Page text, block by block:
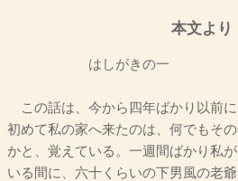
本文より
はしがきの一
この話は、今から四年ばかり以前
初めて私の家へ来たのは、何でもそ
かと、覚えている。一週間ばかり私
いる間に、六十くらいの下男風の老